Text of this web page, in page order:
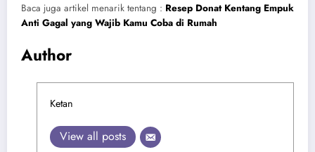
Baca juga artikel menarik tentang : Resep Donat Kentang Empuk
Anti Gagal yang Wajib Kamu Coba di Rumah
Author
Ketan
View all posts